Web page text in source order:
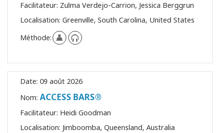
Facilitateur: Zulma Verdejo-Carrion, Jessica Berggrun
Localisation: Greenville, South Carolina, United States
Méthode:
Date: 09 août 2026
Nom: ACCESS BARS®
Facilitateur: Heidi Goodman
Localisation: Jimboomba, Queensland, Australia